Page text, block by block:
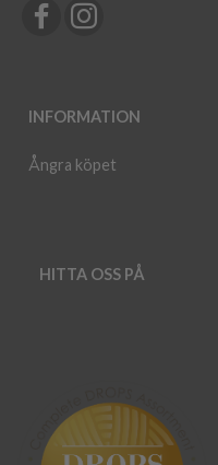
INFORMATION
Ångra köpet
HITTA OSS PÅ